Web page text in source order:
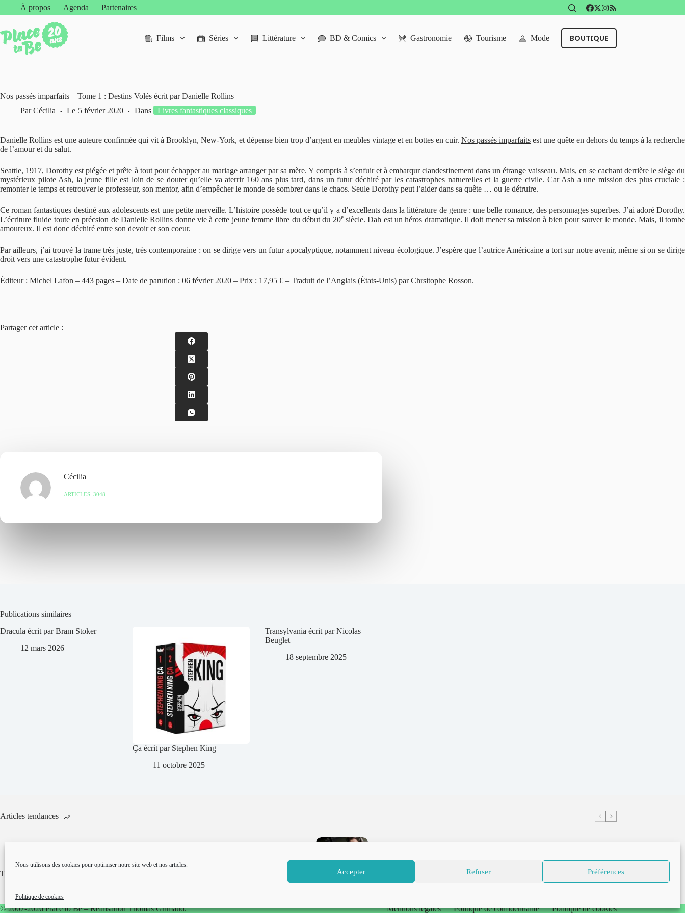
Nous utilisons des cookies pour optimiser notre site web et nos articles.
Accepter Refuser Préférences
Politique de cookies
À propos Agenda Partenaires
Films Séries Littérature BD & Comics Gastronomie Tourisme Mode BOUTIQUE
Nos passés imparfaits – Tome 1 : Destins Volés écrit par Danielle Rollins
Par Cécilia Le 5 février 2020 Dans Livres fantastiques classiques
Danielle Rollins est une auteure confirmée qui vit à Brooklyn, New-York, et dépense bien trop d’argent en meubles vintage et en bottes en cuir. Nos passés imparfaits est une quête en dehors du temps à la recherche
de l’amour et du salut.
Seattle, 1917, Dorothy est piégée et prête à tout pour échapper au mariage arranger par sa mère. Y compris à s’enfuir et à embarqur clandestinement dans un étrange vaisseau. Mais, en se cachant derrière le siège du
mystérieux pilote Ash, la jeune fille est loin de se douter qu’elle va aterrir 160 ans plus tard, dans un futur déchiré par les catastrophes natuerelles et la guerre civile. Car Ash a une mission des plus cruciale :
remonter le temps et retrouver le professeur, son mentor, afin d’empêcher le monde de sombrer dans le chaos. Seule Dorothy peut l’aider dans sa quête … ou le détruire.
Ce roman fantastiques destiné aux adolescents est une petite merveille. L’histoire possède tout ce qu’il y a d’excellents dans la littérature de genre : une belle romance, des personnages superbes. J’ai adoré Dorothy.
L’écriture fluide toute en précsion de Danielle Rollins donne vie à cette jeune femme libre du début du 20esiècle. Dah est un héros dramatique. Il doit mener sa mission à bien pour sauver le monde. Mais, il tombe
amoureux. Il est donc déchiré entre son devoir et son coeur.
Par ailleurs, j’ai trouvé la trame très juste, très contemporaine : on se dirige vers un futur apocalyptique, notamment niveau écologique. J’espère que l’autrice Américaine a tort sur notre avenir, même si on se dirige
droit vers une catastrophe futur évident.
Éditeur : Michel Lafon – 443 pages – Date de parution : 06 février 2020 – Prix : 17,95 € – Traduit de l’Anglais (États-Unis) par Chrsitophe Rosson.
Partager cet article :
Cécilia
ARTICLES: 3048
Publications similaires
Dracula écrit par Bram Stoker
12 mars 2026
Ça écrit par Stephen King
11 octobre 2025
Transylvania écrit par Nicolas
Beuglet
18 septembre 2025
Articles tendances
Together réalisé par Michael Shanks
© 2007-2026 Place to Be – RéalisationThomas Grimaud. Mentions légales Politique de confidentialité Politique de cookies